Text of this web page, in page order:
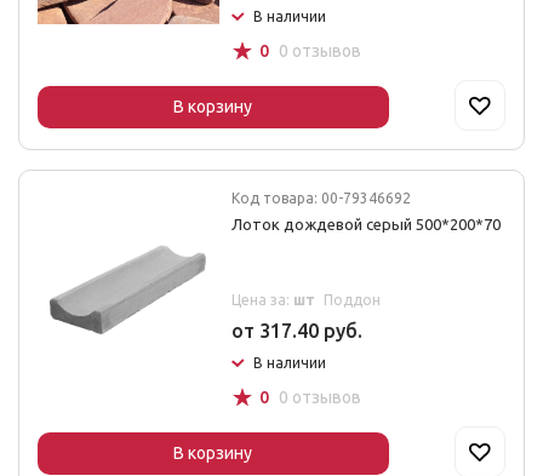
В наличии
☆ 0 0 отзывов
В корзину
Код товара: 00-79346692
Лоток дождевой серый 500*200*70
Цена за: шт Поддон
от 317.40 руб.
В наличии
☆ 0 0 отзывов
В корзину